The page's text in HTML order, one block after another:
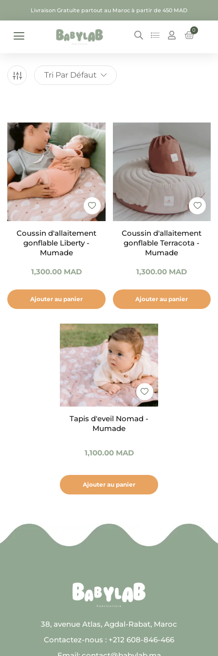
Livraison Gratuite partout au Maroc à partir de 450 MAD
0
Tri Par Défaut
Coussin d'allaitement
gonflable Liberty -
Mumade
1,300.00 MAD
Ajouter au panier
Coussin d'allaitement
gonflable Terracota -
Mumade
1,300.00 MAD
Ajouter au panier
Tapis d'eveil Nomad -
Mumade
1,100.00 MAD
Ajouter au panier
38, avenue Atlas, Agdal-Rabat, Maroc
Contactez-nous : +212 608-846-466